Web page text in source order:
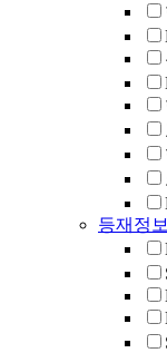
등재정보